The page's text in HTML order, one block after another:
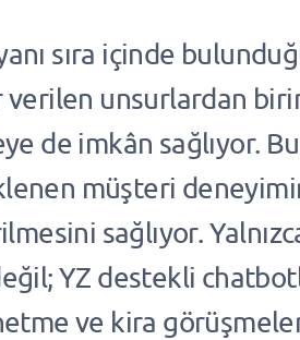
sıra içinde
verilen unsurlardan
de imkân sağlıyor.
müşteri
sağlıyor.
YZ destekli
ve kira